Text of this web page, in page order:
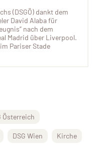
(DSGÖ) dankt dem
David Alaba für
nach dem
Madrid über Liverpool.
Pariser Stade
Österreich
DSG Wien Kirche